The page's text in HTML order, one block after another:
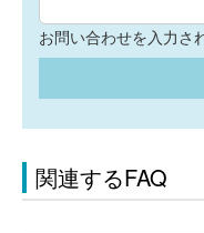
お問い合わせを入力さ
関連するFAQ